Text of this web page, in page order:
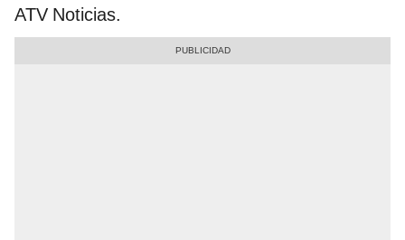
ATV Noticias.